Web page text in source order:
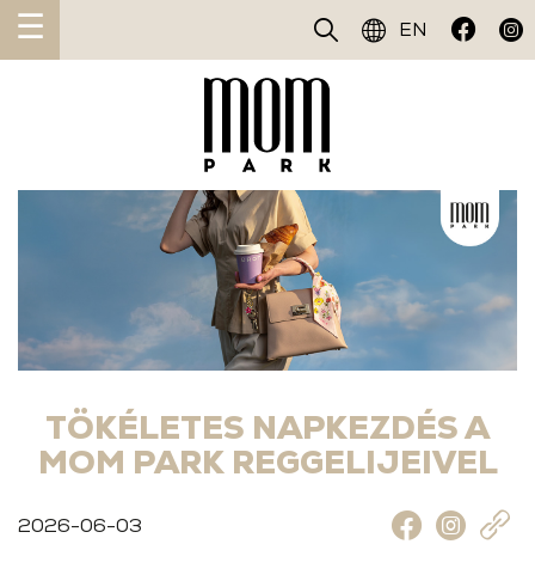
EN
☰
2026-06-03
TÖKÉLETES NAPKEZDÉS A
MOM PARK REGGELIJEIVEL